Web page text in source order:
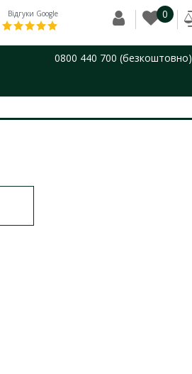
Відгуки Google 0
0800 440 700 (безкоштовно)